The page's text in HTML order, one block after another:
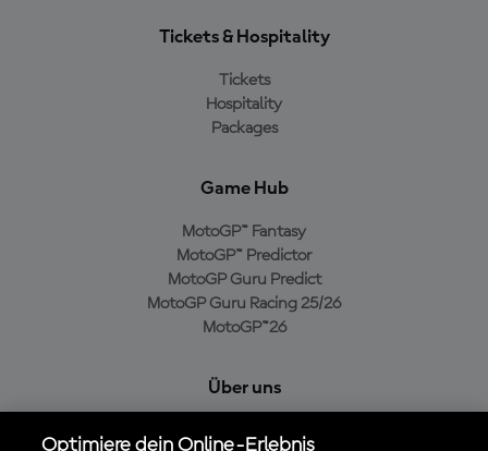
Tickets & Hospitality
Tickets
Hospitality
Packages
Game Hub
MotoGP™ Fantasy
MotoGP™ Predictor
MotoGP Guru Predict
MotoGP Guru Racing 25/26
MotoGP™26
Über uns
Optimiere dein Online-Erlebnis